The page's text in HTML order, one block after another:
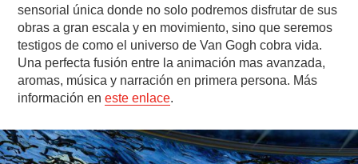
sensorial única donde no solo podremos disfrutar de sus
obras a gran escala y en movimiento, sino que seremos
testigos de como el universo de Van Gogh cobra vida.
Una perfecta fusión entre la animación mas avanzada,
aromas, música y narración en primera persona. Más
información eneste enlace.